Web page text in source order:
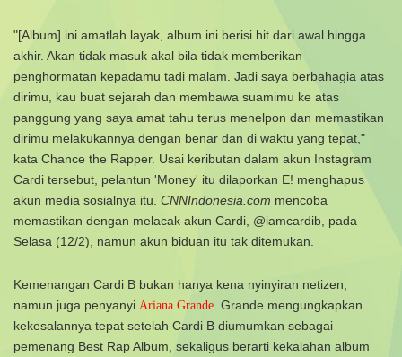
"[Album] ini amatlah layak, album ini berisi hit dari awal hingga
akhir. Akan tidak masuk akal bila tidak memberikan
penghormatan kepadamu tadi malam. Jadi saya berbahagia atas
dirimu, kau buat sejarah dan membawa suamimu ke atas
panggung yang saya amat tahu terus menelpon dan memastikan
dirimu melakukannya dengan benar dan di waktu yang tepat,"
kata Chance the Rapper. Usai keributan dalam akun Instagram
Cardi tersebut, pelantun 'Money' itu dilaporkan E! menghapus
akun media sosialnya itu. CNNIndonesia.com mencoba
memastikan dengan melacak akun Cardi, @iamcardib, pada
Selasa (12/2), namun akun biduan itu tak ditemukan.
Kemenangan Cardi B bukan hanya kena nyinyiran netizen,
namun juga penyanyi Ariana Grande . Grande mengungkapkan
kekesalannya tepat setelah Cardi B diumumkan sebagai
pemenang Best Rap Album, sekaligus berarti kekalahan album